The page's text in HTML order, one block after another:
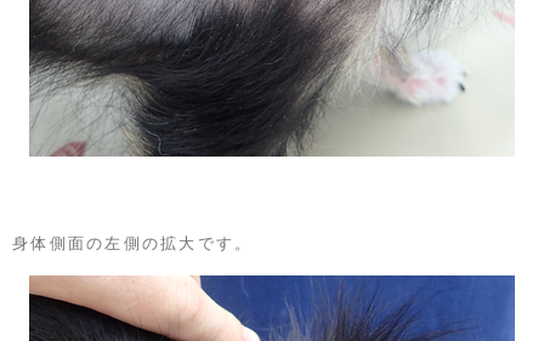
身体側面の左側の拡大です。